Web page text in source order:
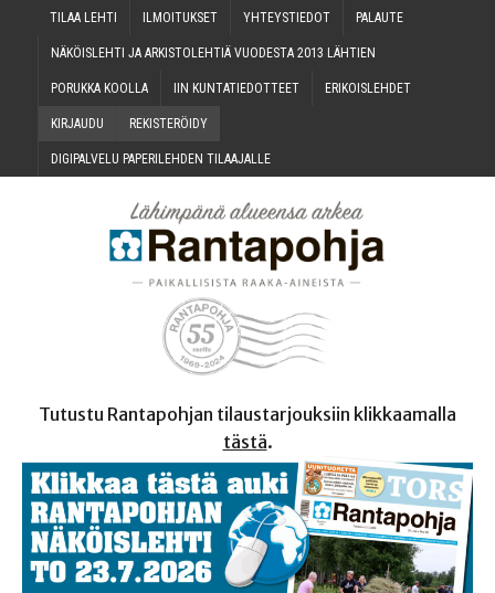
TILAA LEH­TI ILMOI­TUK­SET YHTEYS­TIE­DOT PALAU­TE
NÄKÖIS­LEH­TI JA ARKIS­TO­LEH­TIÄ VUO­DES­TA 2013 LÄHTIEN
PORUK­KA KOOLLA IIN KUN­TA­TIE­DOT­TEET ERI­KOIS­LEH­DET
KIR­JAU­DU REKIS­TE­RÖI­DY
DIGI­PAL­VE­LU PAPE­RI­LEH­DEN TILAAJALLE
Tutustu Rantapohjan tilaustarjouksiin klikkaamalla
tästä.